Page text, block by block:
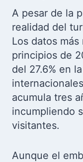
A pesar de la
realidad del
Los datos
principios de
del 27.6% en
acumula tres
incumpliendo
visitantes.
Aunque el